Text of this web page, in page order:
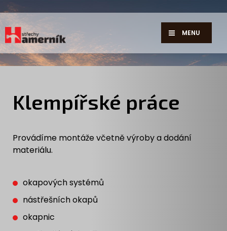
MENU
Klempířské práce
Provádíme montáže včetně výroby a dodání
materiálu.
okapových systémů
nástřešních okapů
okapnic